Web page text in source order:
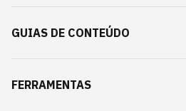
GUIAS DE CONTEÚDO
FERRAMENTAS